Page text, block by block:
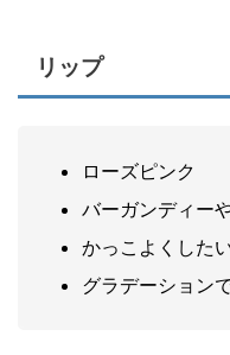
リップ
ローズピンク
バーガンディー
かっこよくした
グラデーション